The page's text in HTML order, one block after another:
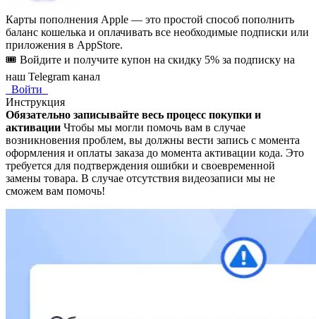
Карты пополнения Apple — это простой способ пополнить
баланс кошелька и оплачивать все необходимые подписки или
приложения в AppStore.
🎟️ Войдите и получите купон на скидку 5% за подписку на
наш Telegram канал
Войти
Инструкция
Обязательно записывайте весь процесс покупки и
активации Чтобы мы могли помочь вам в случае
возникновения проблем, вы должны вести запись с момента
оформления и оплаты заказа до момента активации кода. Это
требуется для подтверждения ошибки и своевременной
замены товара. В случае отсутствия видеозаписи мы не
сможем вам помочь!